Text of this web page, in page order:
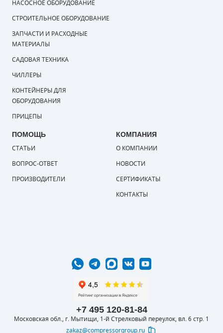
+7 495 120-81-84
Московская обл., г. Мытищи, 1-й Стрелковый переулок, вл. 6 стр. 1
zakaz@compressorgroup.ru
НАСОСНОЕ ОБОРУДОВАНИЕ
СТРОИТЕЛЬНОЕ ОБОРУДОВАНИЕ
ЗАПЧАСТИ И РАСХОДНЫЕ
МАТЕРИАЛЫ
САДОВАЯ ТЕХНИКА
ЧИЛЛЕРЫ
КОНТЕЙНЕРЫ ДЛЯ
ОБОРУДОВАНИЯ
ПРИЦЕПЫ
ПОМОЩЬ
СТАТЬИ
ВОПРОС-ОТВЕТ
ПРОИЗВОДИТЕЛИ
КОМПАНИЯ
О КОМПАНИИ
НОВОСТИ
СЕРТИФИКАТЫ
КОНТАКТЫ